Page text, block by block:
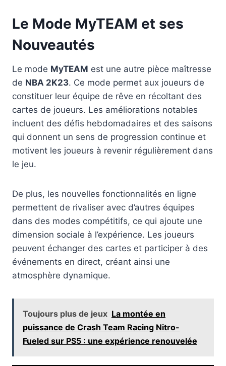
Le Mode MyTEAM et ses
Nouveautés
Le mode MyTEAM est une autre pièce maîtresse
de NBA 2K23. Ce mode permet aux joueurs de
constituer leur équipe de rêve en récoltant des
cartes de joueurs. Les améliorations notables
incluent des défis hebdomadaires et des saisons
qui donnent un sens de progression continue et
motivent les joueurs à revenir régulièrement dans
le jeu.
De plus, les nouvelles fonctionnalités en ligne
permettent de rivaliser avec d’autres équipes
dans des modes compétitifs, ce qui ajoute une
dimension sociale à l’expérience. Les joueurs
peuvent échanger des cartes et participer à des
événements en direct, créant ainsi une
atmosphère dynamique.
Toujours plus de jeux La montée en
puissance de Crash Team Racing Nitro-
Fueled sur PS5 : une expérience renouvelée